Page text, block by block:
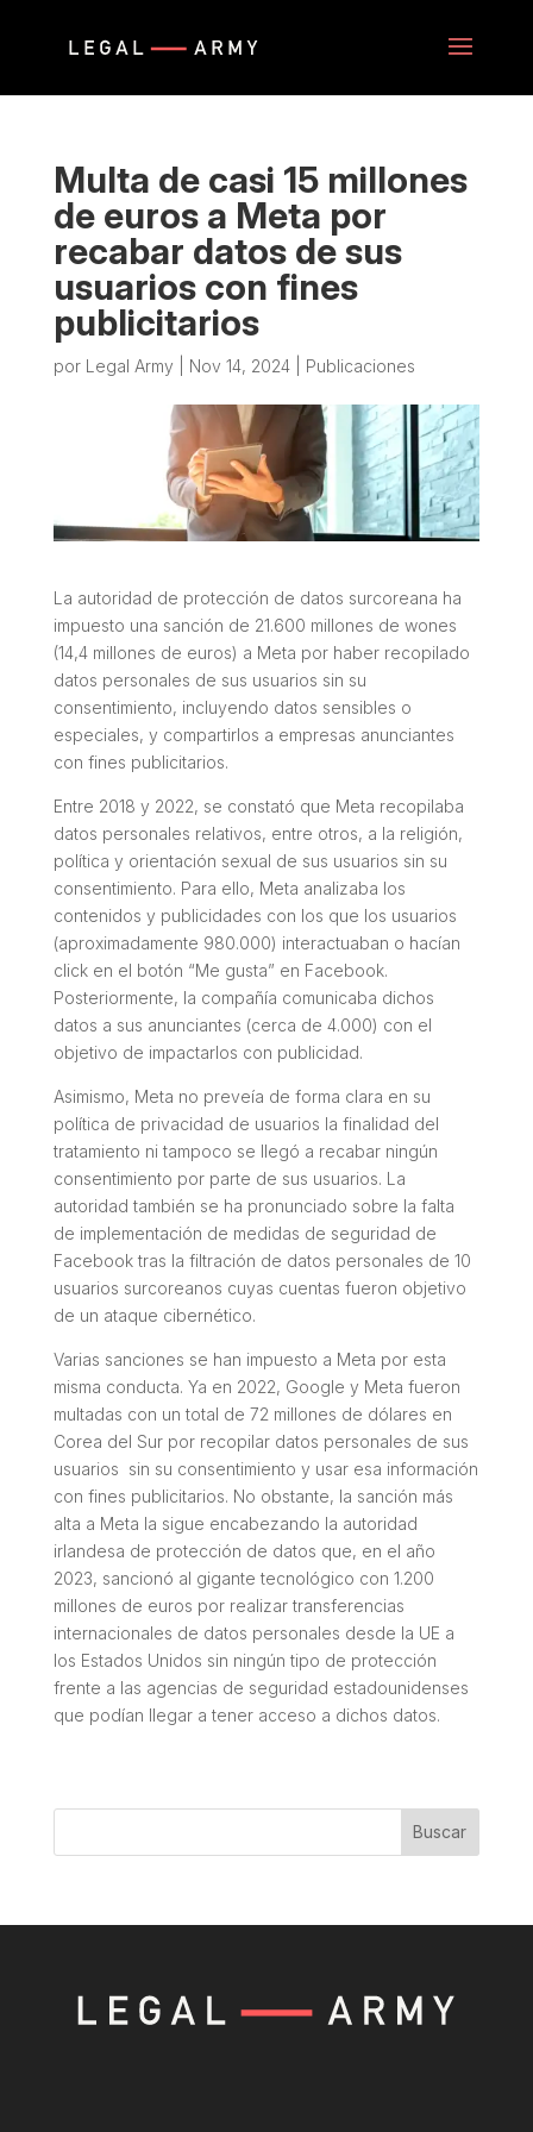
Multa de casi 15 millones
de euros a Meta por
recabar datos de sus
usuarios con fines
publicitarios
por Legal Army Nov 14, 2024| Publicaciones
La autoridad de protección de datos surcoreana ha
impuesto una sanción de 21.600 millones de wones
(14,4 millones de euros) a Meta por haber recopilado
datos personales de sus usuarios sin su
consentimiento, incluyendo datos sensibles o
especiales, y compartirlos a empresas anunciantes
con fines publicitarios.
Entre 2018 y 2022, se constató que Meta recopilaba
datos personales relativos, entre otros, a la religión,
política y orientación sexual de sus usuarios sin su
consentimiento. Para ello, Meta analizaba los
contenidos y publicidades con los que los usuarios
(aproximadamente 980.000) interactuaban o hacían
click en el botón “Me gusta” en Facebook.
Posteriormente, la compañía comunicaba dichos
datos a sus anunciantes (cerca de 4.000) con el
objetivo de impactarlos con publicidad.
Asimismo, Meta no preveía de forma clara en su
política de privacidad de usuarios la finalidad del
tratamiento ni tampoco se llegó a recabar ningún
consentimiento por parte de sus usuarios. La
autoridad también se ha pronunciado sobre la falta
de implementación de medidas de seguridad de
Facebook tras la filtración de datos personales de 10
usuarios surcoreanos cuyas cuentas fueron objetivo
de un ataque cibernético.
Varias sanciones se han impuesto a Meta por esta
misma conducta. Ya en 2022, Google y Meta fueron
multadas con un total de 72 millones de dólares en
Corea del Sur por recopilar datos personales de sus
usuarios sin su consentimiento y usar esa información
con fines publicitarios. No obstante, la sanción más
alta a Meta la sigue encabezando la autoridad
irlandesa de protección de datos que, en el año
2023, sancionó al gigante tecnológico con 1.200
millones de euros por realizar transferencias
internacionales de datos personales desde la UE a
los Estados Unidos sin ningún tipo de protección
frente a las agencias de seguridad estadounidenses
que podían llegar a tener acceso a dichos datos.
Buscar